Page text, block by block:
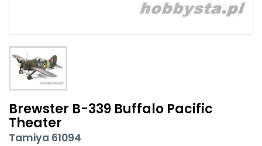
Brewster B-339 Buffalo Pacific
Theater
Tamiya 61094